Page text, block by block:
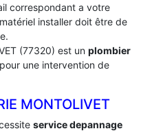
correspondant a votre
installer doit être de
(77320) est un plombier
pour une intervention de
MONTOLIVET
service depannage